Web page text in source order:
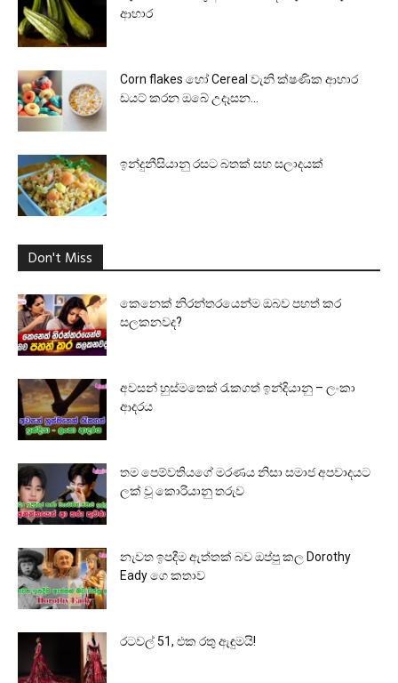
ආහාර
Corn flakes හෝ Cereal වැනි ක්ෂණික ආහාර
ඩයට් කරන ඔබේ උදෑසන...
ඉන්දුනීසියානු රසට බතක් සහ සලාදයක්
Don't Miss
කෙනෙක් නිරන්තරයෙන්ම ඔබව පහත් කර
සලකනවද?
අවසන් හුස්මතෙක් රැකගත් ඉන්දියානු – ලංකා
ආදරය
තම පෙම්වතියගේ මරණය නිසා සමාජ අපවාදයට
ලක් වූ කොරියානු තරුව
නැවත ඉපදීම ඇත්තක් බව ඔප්පු කල Dorothy
Eady ගෙ කතාව
රටවල් 51, එක රතු ඇඳුමයි!